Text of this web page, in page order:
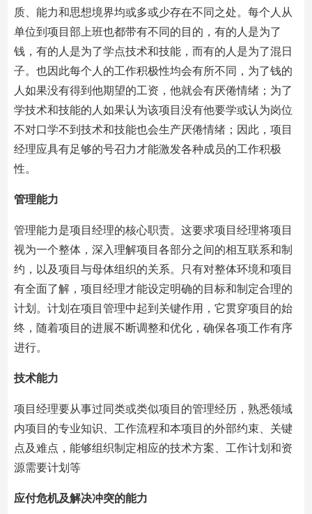
质、能力和思想境界均或多或少存在不同之处。每个人从
单位到项目部上班也都带有不同的目的，有的人是为了
钱，有的人是为了学点技术和技能，而有的人是为了混日
子。也因此每个人的工作积极性均会有所不同，为了钱的
人如果没有得到他期望的工资，他就会有厌倦情绪；为了
学技术和技能的人如果认为该项目没有他要学或认为岗位
不对口学不到技术和技能也会生产厌倦情绪；因此，项目
经理应具有足够的号召力才能激发各种成员的工作积极
性。
管理能力
管理能力是项目经理的核心职责。这要求项目经理将项目
视为一个整体，深入理解项目各部分之间的相互联系和制
约，以及项目与母体组织的关系。只有对整体环境和项目
有全面了解，项目经理才能设定明确的目标和制定合理的
计划。计划在项目管理中起到关键作用，它贯穿项目的始
终，随着项目的进展不断调整和优化，确保各项工作有序
进行。
技术能力
项目经理要从事过同类或类似项目的管理经历，熟悉领域
内项目的专业知识、工作流程和本项目的外部约束、关键
点及难点，能够组织制定相应的技术方案、工作计划和资
源需要计划等
应付危机及解决冲突的能力